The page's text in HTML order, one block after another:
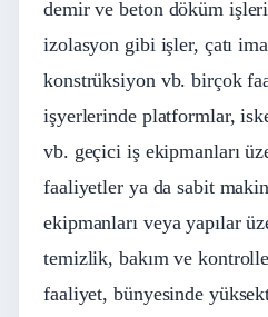
demir ve beton döküm
izolasyon gibi işler, çatı
konstrüksiyon vb. birçok
işyerlerinde platformlar,
vb. geçici iş ekipmanları
faaliyetler ya da sabit
ekipmanları veya yapılar
temizlik, bakım ve
faaliyet, bünyesinde